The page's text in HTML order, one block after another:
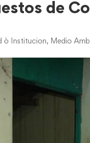
de
ò Institucion, Medio